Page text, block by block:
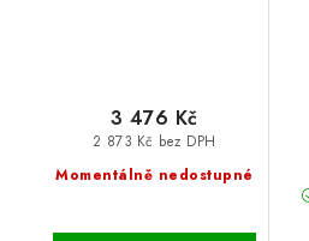
Momentálně nedostupné
2 873 Kč bez DPH
3 476 Kč